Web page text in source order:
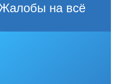
на всё